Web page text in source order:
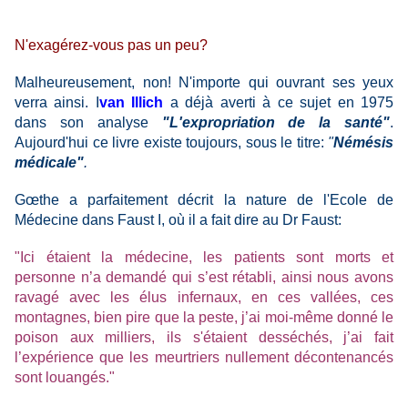
N'exagérez-vous pas un peu?
Malheureusement, non! N'importe qui ouvrant ses yeux
verra ainsi. I van Illich a déjà averti à ce sujet en 1975
dans son analyse "L'expropriation de la santé".
Aujourd'hui ce livre existe toujours, sous le titre: "Némésis
médicale".
Gœthe a parfaitement décrit la nature de l'Ecole de
Médecine dans Faust I, où il a fait dire au Dr Faust:
"Ici étaient la médecine, les patients sont morts et
personne n’a demandé qui s’est rétabli, ainsi nous avons
ravagé avec les élus infernaux, en ces vallées, ces
montagnes, bien pire que la peste, j’ai moi-même donné le
poison aux milliers, ils s'étaient desséchés, j’ai fait
l’expérience que les meurtriers nullement décontenancés
sont louangés."